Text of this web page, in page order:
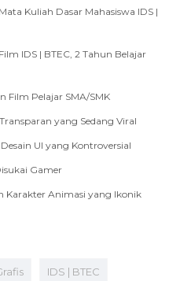
Kuliah Dasar Mahasiswa IDS |
IDS | BTEC, 2 Tahun Belajar
Film Pelajar SMA/SMK
yang Sedang Viral
UI yang Kontroversial
Gamer
Karakter Animasi yang Ikonik
IDS | BTEC